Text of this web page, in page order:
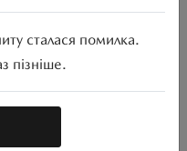
сталася помилка.
пізніше.